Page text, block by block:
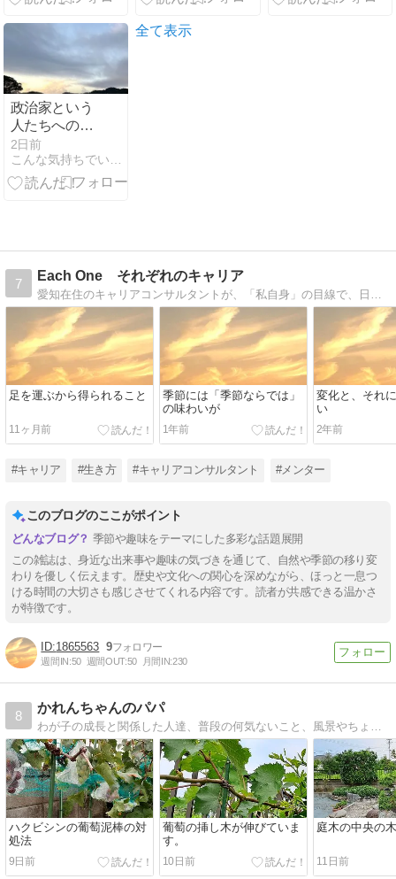
政治家という
人たちへの絶
望感
2日前
全て表示
7
Each One それぞれのキャリア
足を運ぶから得られること
11ヶ月前
季節には「季節ならでは」
の味わいが
1年前
変化と、それ
い
2年前
#キャリア #生き方 #キャリアコンサルタント #メンター
このブログのここがポイント
季節や趣味をテーマにした多彩な話題展開
この雑誌は、身近な出来事や趣味の気づきを通じて、自然や季節の移り変
わりを優しく伝えます。歴史や文化への関心を深めながら、ほっと一息つ
ける時間の大切さも感じさせてくれる内容です。読者が共感できる温かさ
が特徴です。
1865563 9
週間IN:50 週間OUT:50 月間IN:230
8
かれんちゃんのパパ
ハクビシンの葡萄泥棒の対
処法
9日前
葡萄の挿し木が伸びていま
す。
10日前
庭木の中央の
11日前